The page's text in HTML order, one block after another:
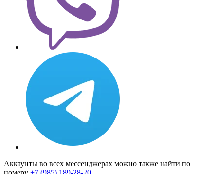
Аккаунты во всех мессенджерах можно также найти по
номеру +7 (985) 189-28-20